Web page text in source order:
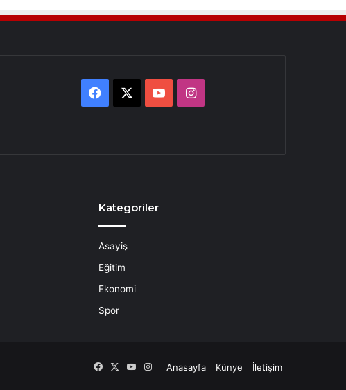
Facebook YouTubeInstagram
Kategoriler
Asayiş
Eğitim
Ekonomi
Spor
Anasayfa Künye İletişim
Facebook
X YouTube
Instagram